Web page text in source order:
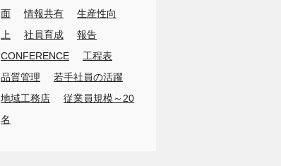
面
情報共有
生産性向
上
社員育成
報告
CONFERENCE
工程表
品質管理
若手社員の活躍
地域工務店
従業員規模～20
名